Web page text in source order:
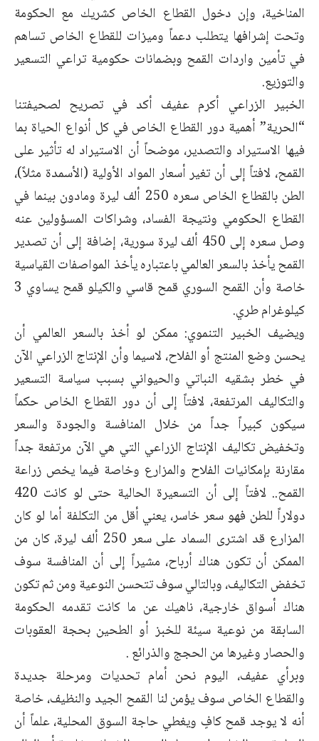
المناخية، وإن دخول القطاع الخاص كشريك مع الحكومة
وتحت إشرافها يتطلب دعماً وميزات للقطاع الخاص تساهم
في تأمين واردات القمح وبضمانات حكومية تراعي التسعير
والتوزيع.
الخبير الزراعي أكرم عفيف أكد في تصريح لصحيفتنا
“الحرية” أهمية دور القطاع الخاص في كل أنواع الحياة بما
فيها الاستيراد والتصدير، موضحاً أن الاستيراد له تأثير على
القمح، لافتاً إلى أن تغير أسعار المواد الأولية (الأسمدة مثلاً)،
الطن بالقطاع الخاص سعره 250 ألف ليرة ومادون بينما في
القطاع الحكومي ونتيجة الفساد، وشراكات المسؤولين عنه
وصل سعره إلى 450 ألف ليرة سورية، إضافة إلى أن تصدير
القمح يأخذ بالسعر العالمي باعتباره يأخذ المواصفات القياسية
خاصة وأن القمح السوري قمح قاسي والكيلو قمح يساوي 3
كيلوغرام طري.
ويضيف الخبير التنموي: ممكن لو أخذ بالسعر العالمي أن
يحسن وضع المنتج أو الفلاح، لاسيما وأن الإنتاج الزراعي الآن
في خطر بشقيه النباتي والحيواني بسبب سياسة التسعير
والتكاليف المرتفعة، لافتاً إلى أن دور القطاع الخاص حكماً
سيكون كبيراً جداً من خلال المنافسة والجودة والسعر
وتخفيض تكاليف الإنتاج الزراعي التي هي الآن مرتفعة جداً
مقارنة بإمكانيات الفلاح والمزارع وخاصة فيما يخص زراعة
القمح.. لافتاً إلى أن التسعيرة الحالية حتى لو كانت 420
دولاراً للطن فهو سعر خاسر، يعني أقل من التكلفة أما لو كان
المزارع قد اشترى السماد على سعر 250 ألف ليرة، كان من
الممكن أن تكون هناك أرباح، مشيراً إلى أن المنافسة سوف
تخفض التكاليف، وبالتالي سوف تتحسن النوعية ومن ثم تكون
هناك أسواق خارجية، ناهيك عن ما كانت تقدمه الحكومة
السابقة من نوعية سيئة للخبز أو الطحين بحجة العقوبات
والحصار وغيرها من الحجج والذرائع .
وبرأي عفيف، اليوم نحن أمام تحديات ومرحلة جديدة
والقطاع الخاص سوف يؤمن لنا القمح الجيد والنظيف، خاصة
أنه لا يوجد قمح كافٍ ويغطي حاجة السوق المحلية، علماً أن